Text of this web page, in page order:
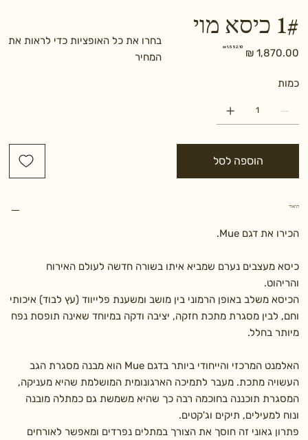
1# כיסא מוי
מחיר
מקורי
מחיר
‏1,552.10 ‏₪
כמות
הוספה לסל
תיאור
הכירו את דגם Mue.
כיסא מעצבים נערם שמביא איתו בשורה חדשה לעולם האירוח
והריהוט.
הכיסא משלב באופן הרמוני בין מושב ומשענת פלייווד (עץ לבוד) איכותי
וחם, לבין מסגרת מתכת חזקה, יציבה ודקה במיוחד שאינה תופסת נפח
מיותר בחלל.
האלמנט המרכזי והייחודי ביותר בדגם Mue הוא מבנה מסגרת הגב
העשויה מתכת. מעבר לתמיכה הארגונומית המושלמת שהיא מעניקה,
המסגרת תוכננה בחוכמה רבה כך שהיא משמשת גם כמתלה מובנה
ונוח למעילים, תיקים וג'קטים.
פתרון גאוני זה חוסך את הצורך במתלים נפרדים ומאפשר לאורחים
בחרו את כל האופציות כדי לראות את
המחיר